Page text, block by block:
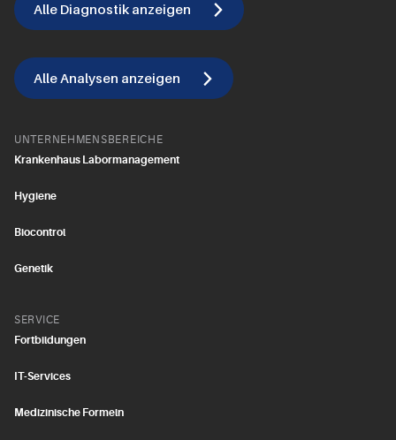
Alle Diagnostik anzeigen
Alle Analysen anzeigen
UNTERNEHMENSBEREICHE
Krankenhaus Labormanagement
Hygiene
Biocontrol
Genetik
SERVICE
Fortbildungen
IT-Services
Medizinische Formeln